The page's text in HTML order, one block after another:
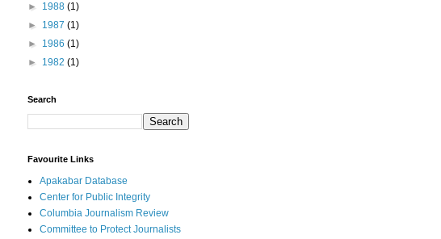
► 1988 (1)
► 1987 (1)
► 1986 (1)
► 1982 (1)
Search
Favourite Links
Apakabar Database
Center for Public Integrity
Columbia Journalism Review
Committee to Protect Journalists